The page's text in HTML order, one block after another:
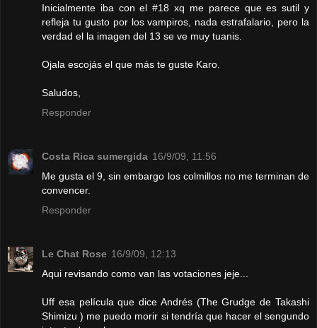
Inicialmente iba con el #18 xq me parece que es sutil y
refleja tu gusto por los vampiros, nada estrafalario, pero la
verdad el la imagen del 13 se ve muy tuanis.
Ojala escojás el que más te guste Karo.
Saludos,
Responder
Costa Rica sumergida 16/9/09, 11:56
Me gusta el 9, sin embargo los colmillos no me terminan de
convencer.
Responder
Le Chat Rose 16/9/09, 12:13
Aqui revisando como van las votaciones jeje...
Uff esa película que dice Andrés (The Grudge de Takashi
Shimizu ) me puedo morir si tendría que hacer el sengundo